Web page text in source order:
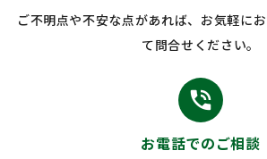
ご不明点や不安な点があれば、お気軽に
て問合せください。
phone_in_talk
お電話でのご相談